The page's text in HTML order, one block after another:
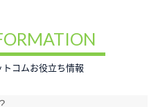
コムお役立ち情報